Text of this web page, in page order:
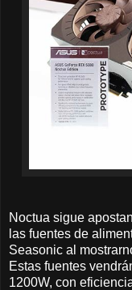
Noctua sigue
las fuentes de
Seasonic al
Estas fuentes
1200W, con